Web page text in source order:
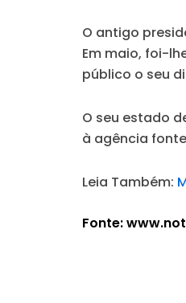
O antigo
Em maio, foi-
público o seu
O seu estado
à agência
Leia Também:
Fonte: